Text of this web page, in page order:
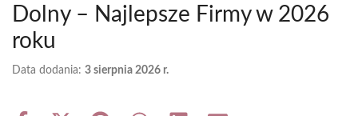
Dolny – Najlepsze Firmy w 2026
roku
Data dodania: 3 sierpnia 2026 r.